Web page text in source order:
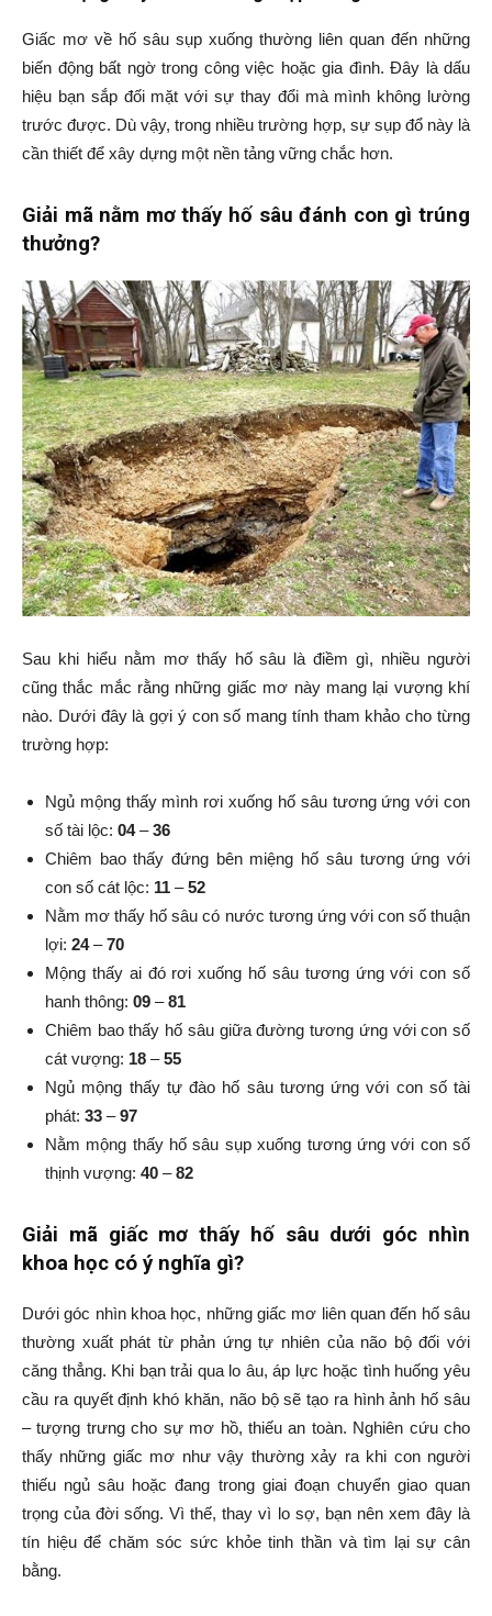
Giấc mơ về hố sâu sụp xuống thường liên quan đến những
biến động bất ngờ trong công việc hoặc gia đình. Đây là dấu
hiệu bạn sắp đối mặt với sự thay đổi mà mình không lường
trước được. Dù vậy, trong nhiều trường hợp, sự sụp đổ này là
cần thiết để xây dựng một nền tảng vững chắc hơn.
Giải mã nằm mơ thấy hố sâu đánh con gì trúng
thưởng?
Sau khi hiểu nằm mơ thấy hố sâu là điềm gì, nhiều người
cũng thắc mắc rằng những giấc mơ này mang lại vượng khí
nào. Dưới đây là gợi ý con số mang tính tham khảo cho từng
trường hợp:
Ngủ mộng thấy mình rơi xuống hố sâu tương ứng với con
số tài lộc: 04–36
Chiêm bao thấy đứng bên miệng hố sâu tương ứng với
con số cát lộc: 11 –52
Nằm mơ thấy hố sâu có nước tương ứng với con số thuận
lợi: 24–70
Mộng thấy ai đó rơi xuống hố sâu tương ứng với con số
hanh thông: 09 –81
Chiêm bao thấy hố sâu giữa đường tương ứng với con số
cát vượng: 18 –55
Ngủ mộng thấy tự đào hố sâu tương ứng với con số tài
phát: 33 –97
Nằm mộng thấy hố sâu sụp xuống tương ứng với con số
thịnh vượng: 40 –82
Giải mã giấc mơ thấy hố sâu dưới góc nhìn
khoa học có ý nghĩa gì?
Dưới góc nhìn khoa học, những giấc mơ liên quan đến hố sâu
thường xuất phát từ phản ứng tự nhiên của não bộ đối với
căng thẳng. Khi bạn trải qua lo âu, áp lực hoặc tình huống yêu
cầu ra quyết định khó khăn, não bộ sẽ tạo ra hình ảnh hố sâu
– tượng trưng cho sự mơ hồ, thiếu an toàn. Nghiên cứu cho
thấy những giấc mơ như vậy thường xảy ra khi con người
thiếu ngủ sâu hoặc đang trong giai đoạn chuyển giao quan
trọng của đời sống. Vì thế, thay vì lo sợ, bạn nên xem đây là
tín hiệu để chăm sóc sức khỏe tinh thần và tìm lại sự cân
bằng.